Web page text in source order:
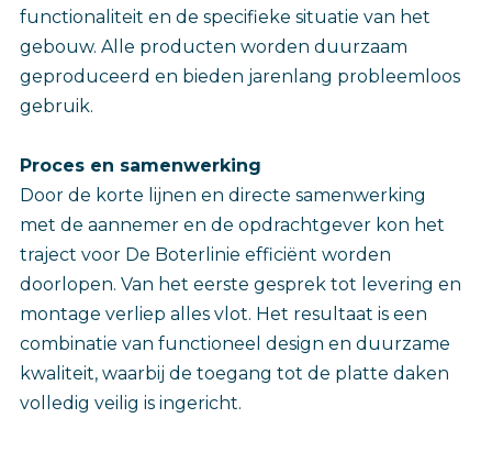
functionaliteit en de specifieke situatie van het
gebouw. Alle producten worden duurzaam
geproduceerd en bieden jarenlang probleemloos
gebruik.
Proces en samenwerking
Door de korte lijnen en directe samenwerking
met de aannemer en de opdrachtgever kon het
traject voor De Boterlinie efficiënt worden
doorlopen. Van het eerste gesprek tot levering en
montage verliep alles vlot. Het resultaat is een
combinatie van functioneel design en duurzame
kwaliteit, waarbij de toegang tot de platte daken
volledig veilig is ingericht.